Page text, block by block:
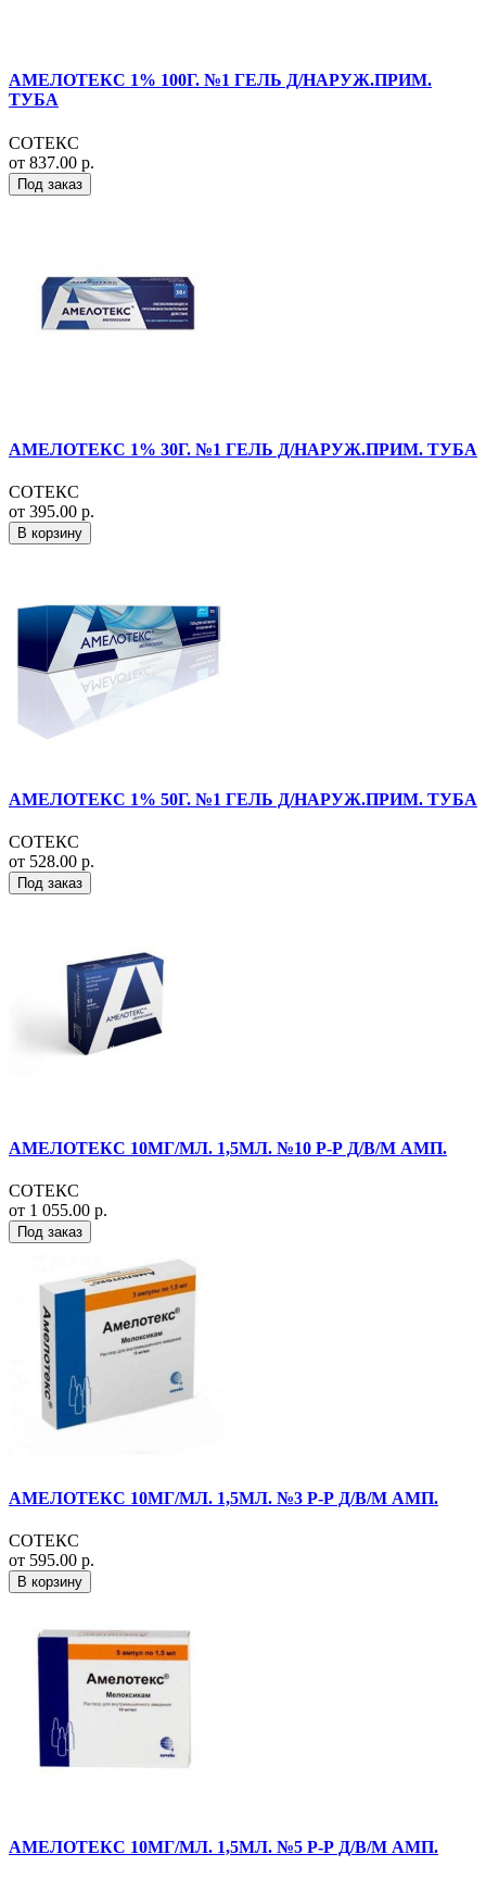
АМЕЛОТЕКС 1% 100Г. №1 ГЕЛЬ Д/НАРУЖ.ПРИМ.
ТУБА
СОТЕКС
от 837.00 р.
Под заказ
АМЕЛОТЕКС 1% 30Г. №1 ГЕЛЬ Д/НАРУЖ.ПРИМ. ТУБА
СОТЕКС
от 395.00 р.
В корзину
АМЕЛОТЕКС 1% 50Г. №1 ГЕЛЬ Д/НАРУЖ.ПРИМ. ТУБА
СОТЕКС
от 528.00 р.
Под заказ
АМЕЛОТЕКС 10МГ/МЛ. 1,5МЛ. №10 Р-Р Д/В/М АМП.
СОТЕКС
от 1 055.00 р.
Под заказ
АМЕЛОТЕКС 10МГ/МЛ. 1,5МЛ. №3 Р-Р Д/В/М АМП.
СОТЕКС
от 595.00 р.
В корзину
АМЕЛОТЕКС 10МГ/МЛ. 1,5МЛ. №5 Р-Р Д/В/М АМП.